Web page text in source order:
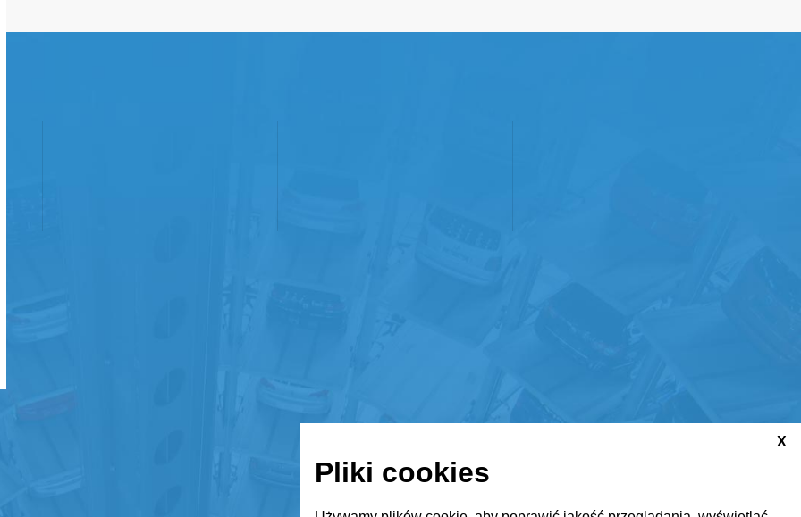
X
Pliki cookies